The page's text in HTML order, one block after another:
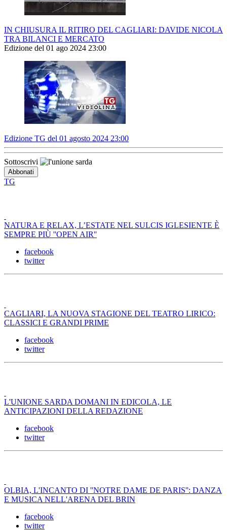
IN CHIUSURA IL RITIRO DEL CAGLIARI: DAVIDE NICOLA
TRA BILANCI E MERCATO
Edizione del 01 ago 2024 23:00
Edizione TG del 01 agosto 2024 23:00
Sottoscrivi
TG
NATURA E RELAX, L’ESTATE NEL SULCIS IGLESIENTE È
SEMPRE PIÙ ''OPEN AIR''
facebook
twitter
CAGLIARI, LA NUOVA STAGIONE DEL TEATRO LIRICO:
CLASSICI E GRANDI PRIME
facebook
twitter
L'UNIONE SARDA DOMANI IN EDICOLA, LE
ANTICIPAZIONI DELLA REDAZIONE
facebook
twitter
OLBIA, L'INCANTO DI ''NOTRE DAME DE PARIS'': DANZA
E MUSICA NELL'ARENA DEL BRIN
facebook
twitter